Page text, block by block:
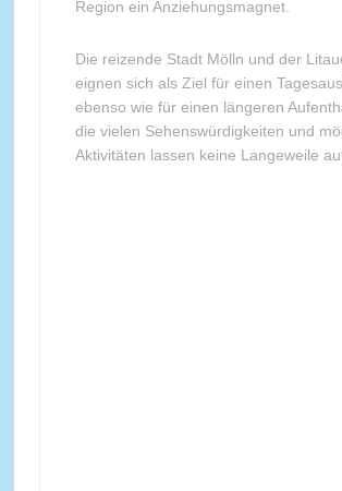
Region ein Anziehungsmagnet.
Die reizende Stadt Mölln und der
eignen sich als Ziel für einen
ebenso wie für einen längeren
die vielen Sehenswürdigkeiten und
Aktivitäten lassen keine Langeweile